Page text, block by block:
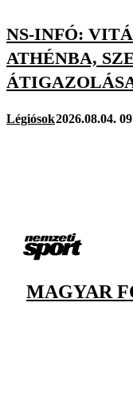
NS-INFÓ:
ATHÉNBA,
Légiósok2026.08.04.
MAGYAR